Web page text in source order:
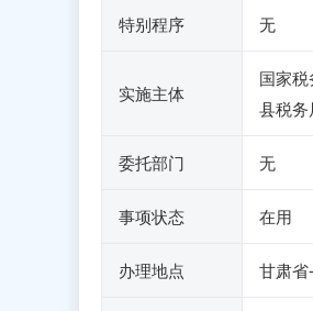
特别程序 无
实施主体
国家
县税务
委托部门 无
事项状态 在用
办理地点 甘肃省